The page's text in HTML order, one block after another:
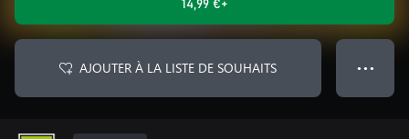
14,99 €+
AJOUTER À LA LISTE DE SOUHAITS ● ● ●